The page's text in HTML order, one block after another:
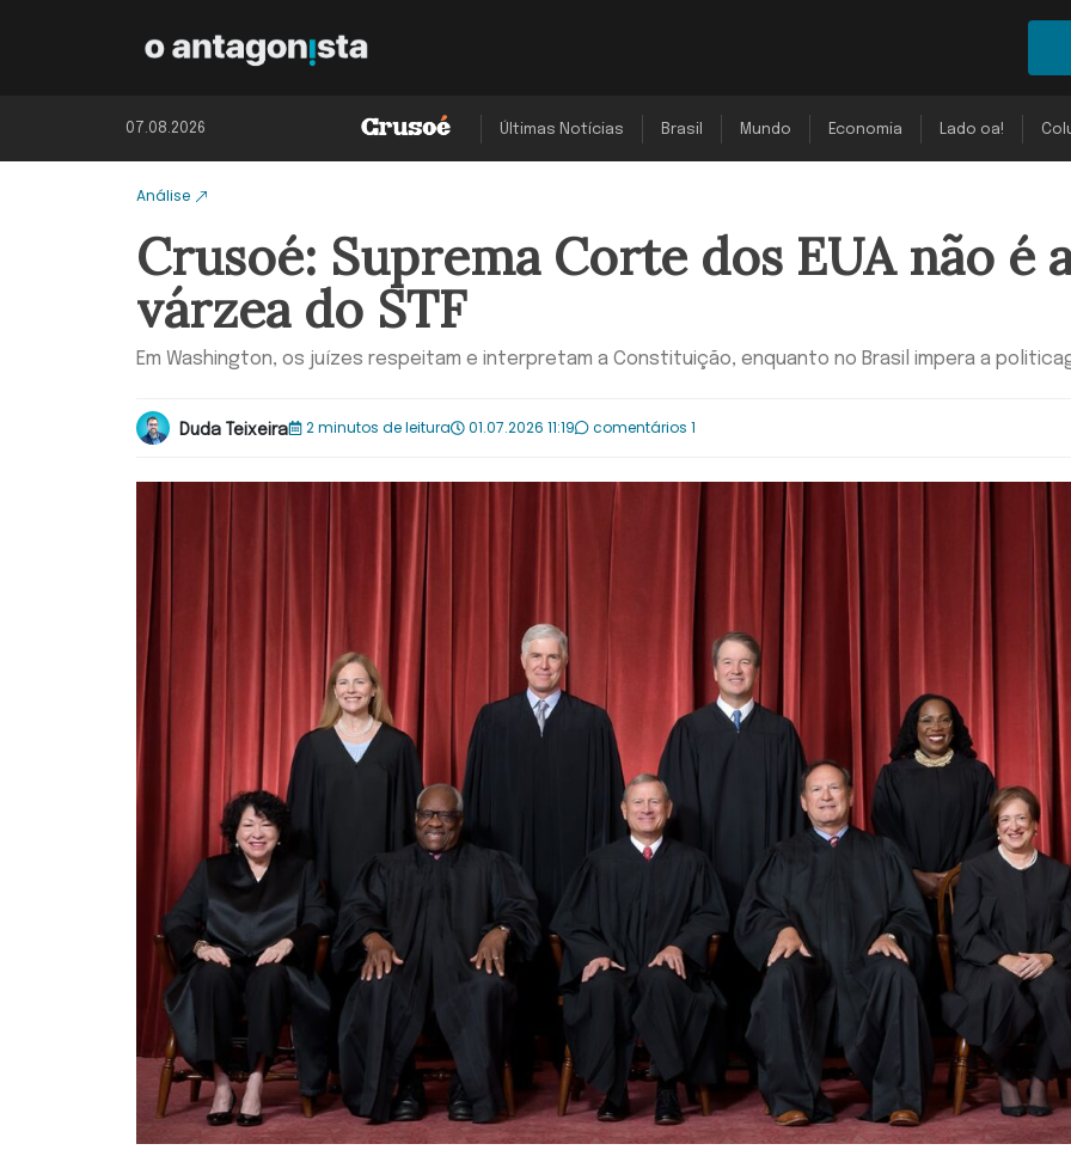
07.08.2026 Últimas Notícias Brasil Mundo Economia Lado oa!
Análise
Crusoé: Suprema Corte dos EUA não é
várzea do STF
Em Washington, os juízes respeitam e interpretam a Constituição, enquanto no Brasil impera a
Duda Teixeira 2 minutos de leitura 01.07.2026 11:19 comentários 1